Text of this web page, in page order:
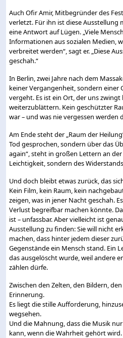
Auch Ofir Amir, Mitbegründer des
verletzt. Für ihn ist diese Ausstellung
eine Antwort auf Lügen. „Viele
Informationen aus sozialen Medien,
verbreitet werden“, sagt er. „Diese
geschah.“
In Berlin, zwei Jahre nach dem
keiner Vergangenheit, sondern einer
vergeht. Es ist ein Ort, der uns
weiterzublättern. Kein geschützter
war – und was nie vergessen werden
Am Ende steht der „Raum der
Tod gesprochen, sondern über das
again“, steht in großen Lettern an
Leichtigkeit, sondern des
Und doch bleibt etwas zurück, das
Kein Film, kein Raum, kein
zeigen, was in jener Nacht geschah.
Verlust begreifbar machen könnte.
ist – unfassbar. Aber vielleicht ist
Ausstellung zu finden: Sie will nicht
machen, dass hinter jedem dieser
Gegenstände ein Mensch stand. Ein
das ausgelöscht wurde, weil andere
zählen dürfe.
Zwischen den Zelten, den Bildern,
Erinnerung.
Es liegt die stille Aufforderung,
wegsehen.
Und die Mahnung, dass die Musik
kann, wenn die Wahrheit gehört wird.